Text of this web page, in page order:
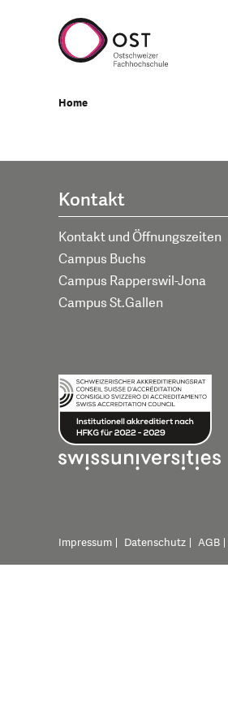
Home
Kontakt
Kontakt und Öffnungszeiten
Campus Buchs
Campus Rapperswil-Jona
Campus St.Gallen
Impressum Datenschutz AGB